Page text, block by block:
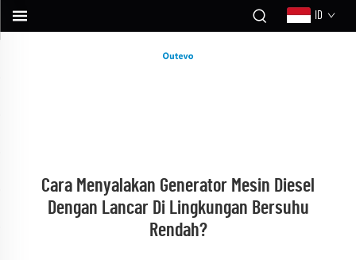
ID
Cara Menyalakan Generator Mesin Diesel
Dengan Lancar Di Lingkungan Bersuhu
Rendah?